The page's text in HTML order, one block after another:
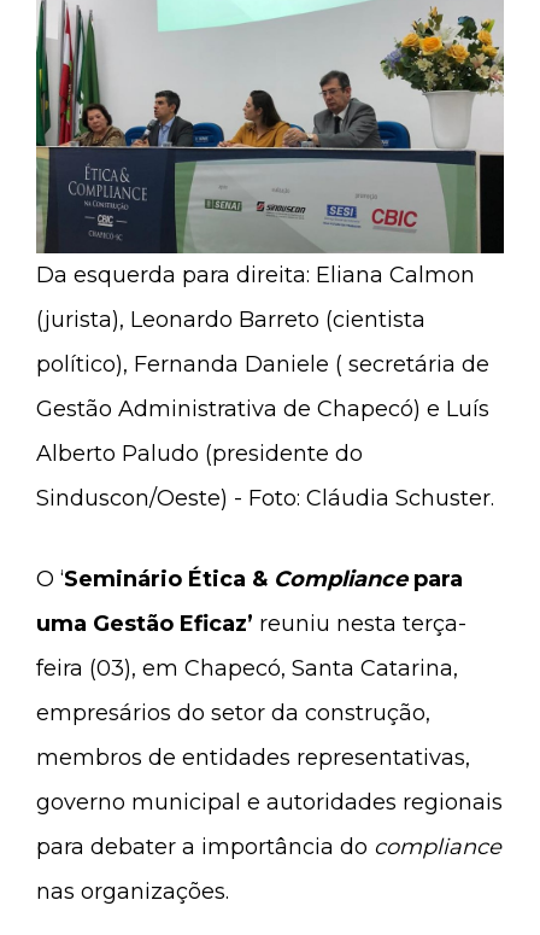
Da esquerda para direita: Eliana Calmon
(jurista), Leonardo Barreto (cientista
político), Fernanda Daniele ( secretária de
Gestão Administrativa de Chapecó) e Luís
Alberto Paludo (presidente do
Sinduscon/Oeste) - Foto: Cláudia Schuster.
O ‘Seminário Ética & Compliancepara
uma Gestão Eficaz’ reuniu nesta terça-
feira (03), em Chapecó, Santa Catarina,
empresários do setor da construção,
membros de entidades representativas,
governo municipal e autoridades regionais
para debater a importância do compliance
nas organizações.